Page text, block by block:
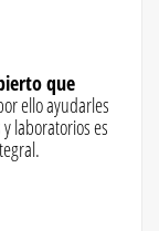
que
ello ayudarles
laboratorios es